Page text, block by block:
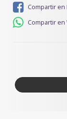
Compartir en
Compartir en